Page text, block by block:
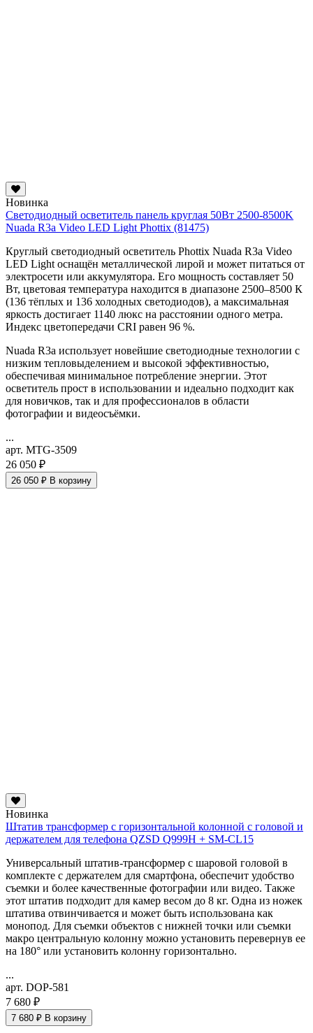
Новинка
Светодиодный осветитель панель круглая 50Вт 2500-8500K
Nuada R3a Video LED Light Phottix (81475)
Круглый светодиодный осветитель Phottix Nuada R3a Video
LED Light оснащён металлической лирой и может питаться от
электросети или аккумулятора. Его мощность составляет 50
Вт, цветовая температура находится в диапазоне 2500–8500 К
(136 тёплых и 136 холодных светодиодов), а максимальная
яркость достигает 1140 люкс на расстоянии одного метра.
Индекс цветопередачи CRI равен 96 %.
Nuada R3a использует новейшие светодиодные технологии с
низким тепловыделением и высокой эффективностью,
обеспечивая минимальное потребление энергии. Этот
осветитель прост в использовании и идеально подходит как
для новичков, так и для профессионалов в области
фотографии и видеосъёмки.
...
арт. MTG-3509
26 050 ₽
26 050 ₽ В корзину
Новинка
Штатив трансформер с горизонтальной колонной с головой и
держателем для телефона QZSD Q999H + SM-CL15
Универсальный штатив-трансформер с шаровой головой в
комплекте с держателем для смартфона, обеспечит удобство
съемки и более качественные фотографии или видео. Также
этот штатив подходит для камер весом до 8 кг. Одна из ножек
штатива отвинчивается и может быть использована как
монопод. Для съемки объектов с нижней точки или съемки
макро центральную колонну можно установить перевернув ее
на 180° или установить колонну горизонтально.
...
арт. DOP-581
7 680 ₽
7 680 ₽ В корзину